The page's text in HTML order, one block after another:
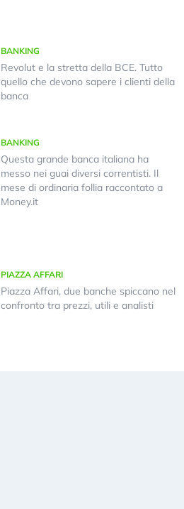
BANKING
Revolut e la stretta della BCE. Tutto
quello che devono sapere i clienti della
banca
BANKING
Questa grande banca italiana ha
messo nei guai diversi correntisti. Il
mese di ordinaria follia raccontato a
Money.it
PIAZZA AFFARI
Piazza Affari, due banche spiccano nel
confronto tra prezzi, utili e analisti